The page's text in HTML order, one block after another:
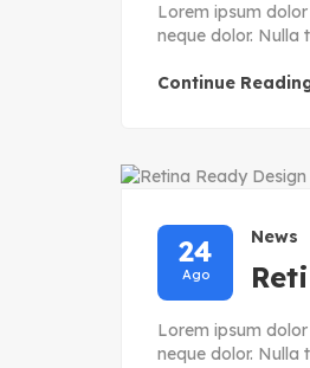
Lorem ipsum
neque dolor. Nulla
Continue
24
Ago
News
Lorem ipsum
neque dolor. Nulla